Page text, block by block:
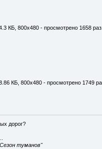
КБ, 800x480 - просмотрено 1658
КБ, 800x480 - просмотрено 1749
дорог?
туманов"